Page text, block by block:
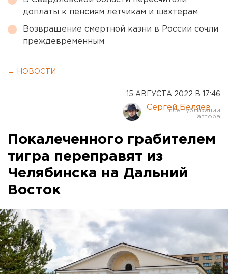
доплаты к пенсиям летчикам и шахтерам
Возвращение смертной казни в России сочли
преждевременным
← НОВОСТИ
15 АВГУСТА 2022 В 17:46
Сергей Беляев
Покалеченного грабителем
тигра переправят из
Челябинска на Дальний
Восток